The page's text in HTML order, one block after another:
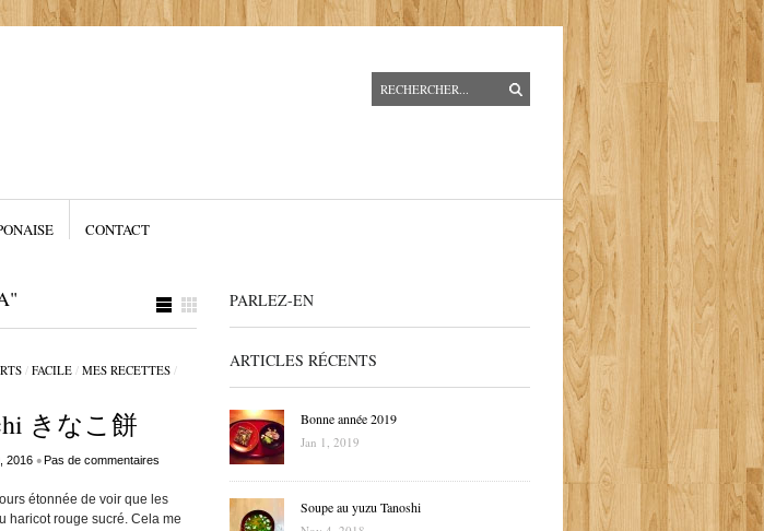
CONTACT
/ FACILE/ MES RECETTES/
きなこ餅
2016 •Pas de commentaires
étonnée de voir que les
haricot rouge sucré. Cela me
PARLEZ-EN
ARTICLES RÉCENTS
Bonne année 2019
Jan 1, 2019
Soupe au yuzu Tanoshi